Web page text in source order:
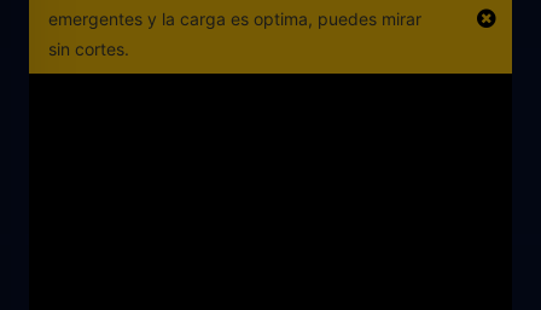
emergentes y la carga es optima, puedes mirar
sin cortes.